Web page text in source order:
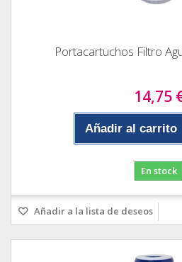
Portacartuchos Filtro
14,75
Añadir al carrito
En stock
Añadir a la lista de deseos